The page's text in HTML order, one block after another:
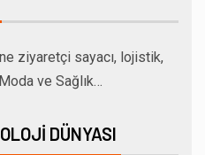
ziyaretçi sayacı, lojistik,
ve Sağlık…
DÜNYASI